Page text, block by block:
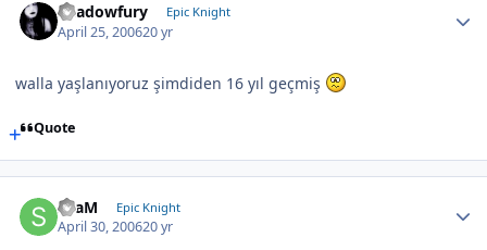
Shadowfury Epic Knight
April 25, 200620 yr
walla yaşlanıyoruz şimdiden 16 yıl geçmiş
Quote
SLaM Epic Knight
April 30, 200620 yr